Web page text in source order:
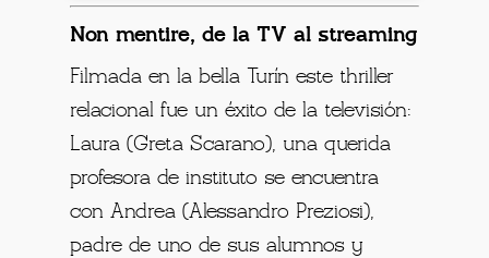
Non mentire, de la TV al streaming
Filmada en la bella Turín este thriller
relacional fue un éxito de la televisión:
Laura (Greta Scarano), una querida
profesora de instituto se encuentra
con Andrea (Alessandro Preziosi),
padre de uno de sus alumnos y